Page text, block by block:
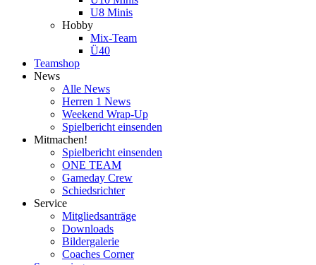
U8 Minis
Hobby
Mix-Team
Ü40
Teamshop
News
Alle News
Herren 1 News
Weekend Wrap-Up
Spielbericht einsenden
Mitmachen!
Spielbericht einsenden
ONE TEAM
Gameday Crew
Schiedsrichter
Service
Mitgliedsanträge
Downloads
Bildergalerie
Coaches Corner